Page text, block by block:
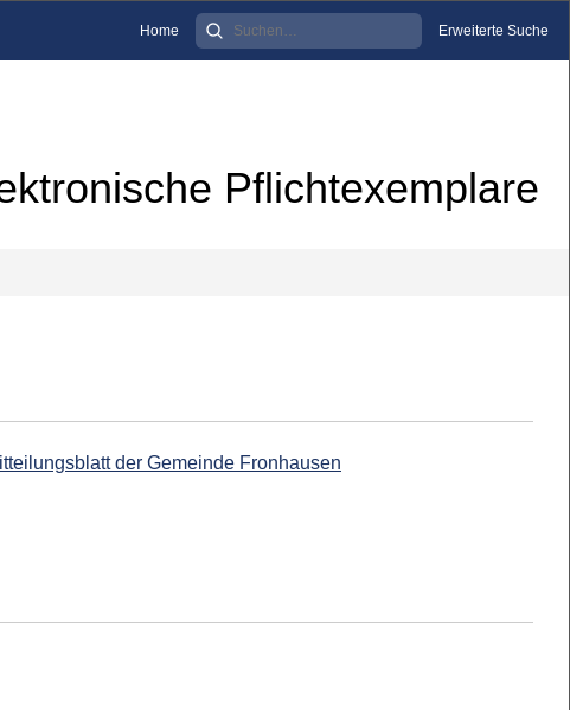
Home Erweiterte Suche
Pflichtexemplare
der Gemeinde Fronhausen